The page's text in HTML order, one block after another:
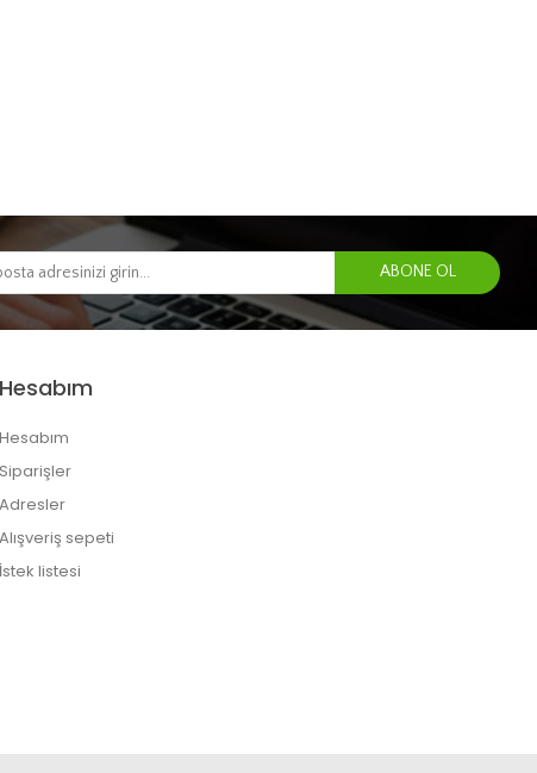
Hesabım
Hesabım
Siparişler
Adresler
Alışveriş sepeti
İstek listesi